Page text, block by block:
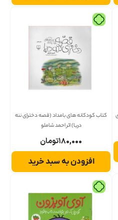
کتاب کودکانه های بامداد (قصه دخترای ننه
دریا) اثر احمد شاملو
۱۸۰,۰۰۰تومان
افزودن به سبد خرید